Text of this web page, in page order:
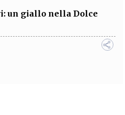
un giallo nella Dolce